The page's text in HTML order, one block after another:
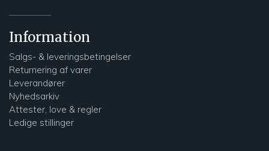
Information
Salgs- & leveringsbetingelser
Returnering af varer
Leverandører
Nyhedsarkiv
Attester, love & regler
Ledige stillinger